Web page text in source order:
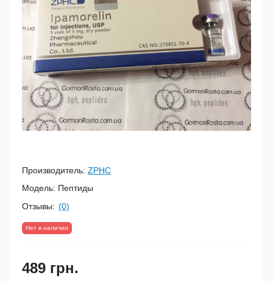
Производитель: ZPHC
Модель: Пептиды
Отзывы: (0)
Нет в наличии
489 грн.